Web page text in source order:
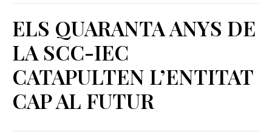
ELS QUARANTA ANYS DE
LA SCC-IEC
CATAPULTEN L’ENTITAT
CAP AL FUTUR